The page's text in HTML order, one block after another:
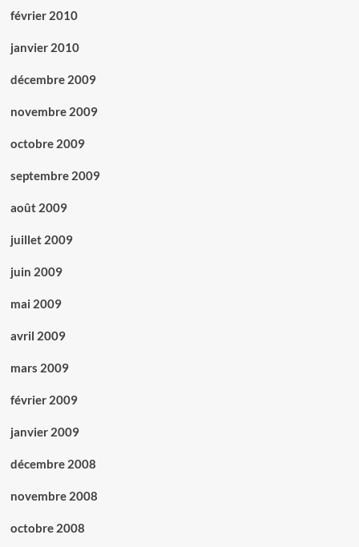
février 2010
janvier 2010
décembre 2009
novembre 2009
octobre 2009
septembre 2009
août 2009
juillet 2009
juin 2009
mai 2009
avril 2009
mars 2009
février 2009
janvier 2009
décembre 2008
novembre 2008
octobre 2008